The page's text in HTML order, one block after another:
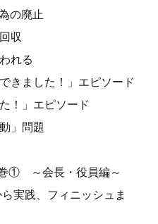
の廃止
収
れる
きました！」エピソード
！」エピソード
」問題
① ～会長・役員編～
実践、フィニッシュま